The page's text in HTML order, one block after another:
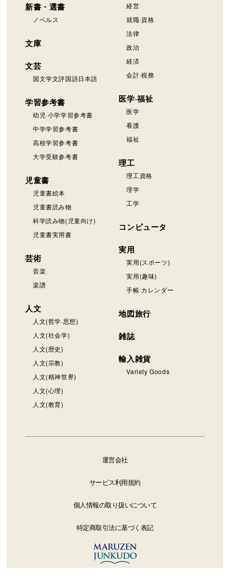
新書・選書
ノベルス
文庫
文芸
国文学文評国語日本語
学習参考書
幼児·小学学習参考書
中学学習参考書
高校学習参考書
大学受験参考書
児童書
児童書絵本
児童書読み物
科学読み物(児童向け)
児童書実用書
芸術
音楽
楽譜
人文
人文(哲学·思想)
人文(社会学)
人文(歴史)
人文(宗教)
人文(精神世界)
人文(心理)
人文(教育)
経営
就職·資格
法律
政治
経済
会計·税務
医学·福祉
医学
看護
福祉
理工
理工資格
理学
工学
コンピュータ
実用
実用(スポーツ)
実用(趣味)
手帳·カレンダー
地図旅行
雑誌
輸入雑貨
Variety Goods
運営会社
サービス利用規約
個人情報の取り扱いについて
特定商取引法に基づく表記